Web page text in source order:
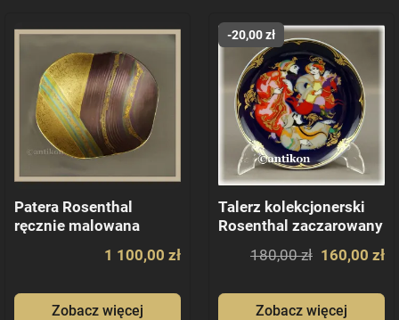
Patera Rosenthal
ręcznie malowana
1 100,00 zł
Zobacz więcej
-20,00 zł
Talerz kolekcjonerski
Rosenthal zaczarowany
180,00 zł 160,00 zł
Zobacz więcej